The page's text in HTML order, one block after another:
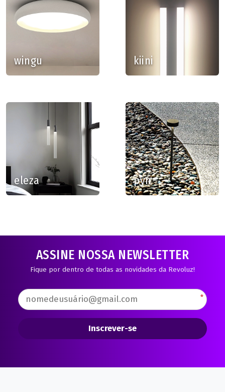
wingu kiini
eleza pyn
ASSINE NOSSA NEWSLETTER
Fique por dentro de todas as novidades da Revoluz!
*
Inscrever-se